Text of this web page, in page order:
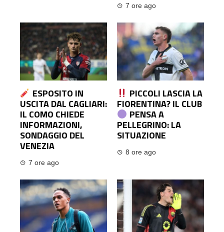
7 ore ago
ESPOSITO IN
USCITA DAL CAGLIARI:
IL COMO CHIEDE
INFORMAZIONI,
SONDAGGIO DEL
VENEZIA
7 ore ago
PICCOLI LASCIA LA
FIORENTINA? IL CLUB
PENSA A
PELLEGRINO: LA
SITUAZIONE
8 ore ago